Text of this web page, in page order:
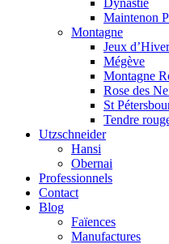
Maintenon
Montagne
Jeux d’Hiver
Mégève
Montagne
Rose des
St
Tendre
Utzschneider
Hansi
Obernai
Professionnels
Contact
Blog
Faïences
Manufactures